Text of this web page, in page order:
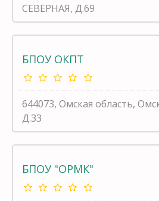
СЕВЕРНАЯ, Д.69
БПОУ ОКПТ
644073, Омская область,
Д.33
БПОУ "ОРМК"